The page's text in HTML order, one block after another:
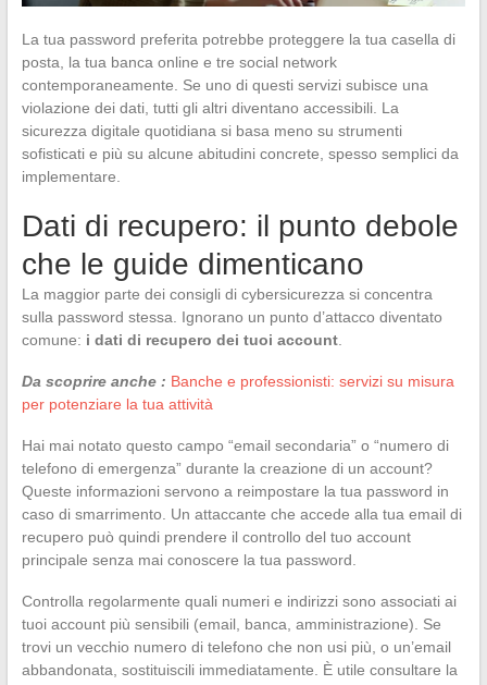
La tua password preferita potrebbe proteggere la tua casella di
posta, la tua banca online e tre social network
contemporaneamente. Se uno di questi servizi subisce una
violazione dei dati, tutti gli altri diventano accessibili. La
sicurezza digitale quotidiana si basa meno su strumenti
sofisticati e più su alcune abitudini concrete, spesso semplici da
implementare.
Dati di recupero: il punto debole
che le guide dimenticano
La maggior parte dei consigli di cybersicurezza si concentra
sulla password stessa. Ignorano un punto d’attacco diventato
comune: i dati di recupero dei tuoi account.
Da scoprire anche : Banche e professionisti: servizi su misura
per potenziare la tua attività
Hai mai notato questo campo “email secondaria” o “numero di
telefono di emergenza” durante la creazione di un account?
Queste informazioni servono a reimpostare la tua password in
caso di smarrimento. Un attaccante che accede alla tua email di
recupero può quindi prendere il controllo del tuo account
principale senza mai conoscere la tua password.
Controlla regolarmente quali numeri e indirizzi sono associati ai
tuoi account più sensibili (email, banca, amministrazione). Se
trovi un vecchio numero di telefono che non usi più, o un’email
abbandonata, sostituiscili immediatamente. È utile consultare la